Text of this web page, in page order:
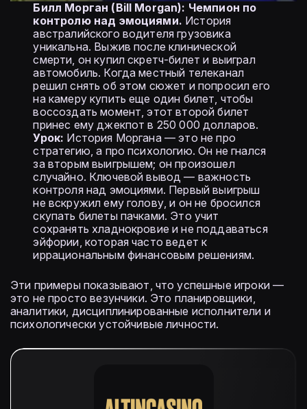
Билл Морган (Bill Morgan): Чемпион по
контролю над эмоциями. История
австралийского водителя грузовика
уникальна. Выжив после клинической
смерти, он купил скретч-билет и выиграл
автомобиль. Когда местный телеканал
решил снять об этом сюжет и попросил его
на камеру купить еще один билет, чтобы
воссоздать момент, этот второй билет
принес ему джекпот в 250 000 долларов.
Урок: История Моргана — это не про
стратегию, а про психологию. Он не гнался
за вторым выигрышем; он произошел
случайно. Ключевой вывод — важность
контроля над эмоциями. Первый выигрыш
не вскружил ему голову, и он не бросился
скупать билеты пачками. Это учит
сохранять хладнокровие и не поддаваться
эйфории, которая часто ведет к
иррациональным финансовым решениям.
Эти примеры показывают, что успешные игроки —
это не просто везунчики. Это планировщики,
аналитики, дисциплинированные исполнители и
психологически устойчивые личности.